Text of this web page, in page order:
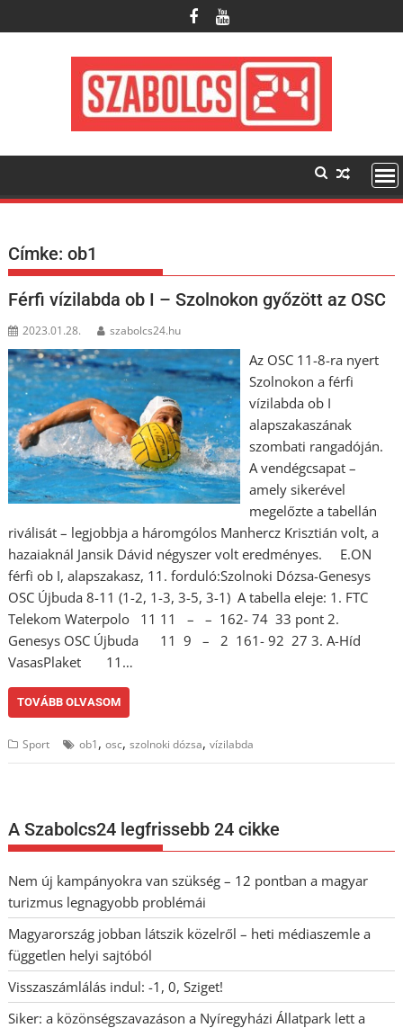
to
Címke:ob1
Férfi vízilabda ob I – Szolnokon győzött az OSC
2023.01.28. szabolcs24.hu
Az OSC 11-8-ra nyert
Szolnokon a férfi
vízilabda ob I
alapszakaszának
szombati rangadóján.
A vendégcsapat –
amely sikerével
megelőzte a tabellán
riválisát – legjobbja a háromgólos Manhercz Krisztián volt, a
hazaiaknál Jansik Dávid négyszer volt eredményes. E.ON
férfi ob I, alapszakasz, 11. forduló:Szolnoki Dózsa-Genesys
OSC Újbuda 8-11 (1-2, 1-3, 3-5, 3-1) A tabella eleje: 1. FTC
Telekom Waterpolo 11 11 – – 162- 74 33 pont 2.
Genesys OSC Újbuda 11 9 – 2 161- 92 27 3. A-Híd
VasasPlaket 11…
TOVÁBB OLVASOM
Sport ob1,osc,szolnoki dózsa,vízilabda
A Szabolcs24 legfrissebb 24 cikke
Nem új kampányokra van szükség – 12 pontban a magyar
turizmus legnagyobb problémái
Magyarország jobban látszik közelről – heti médiaszemle a
független helyi sajtóból
Visszaszámlálás indul: -1, 0, Sziget!
Siker: a közönségszavazáson a Nyíregyházi Állatpark lett a